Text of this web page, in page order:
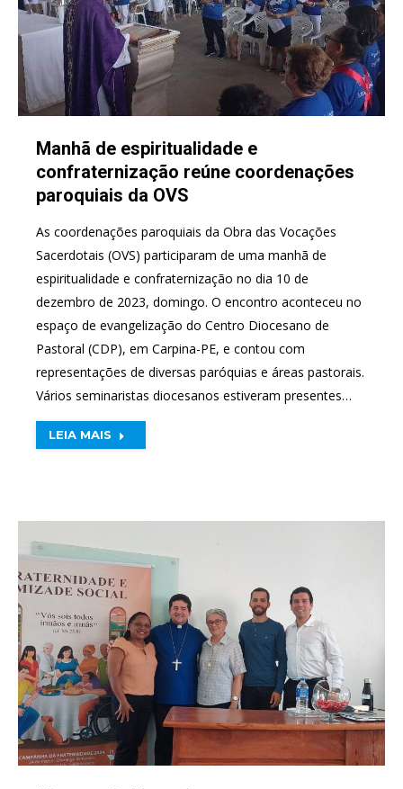
Manhã de espiritualidade e
confraternização reúne coordenações
paroquiais da OVS
As coordenações paroquiais da Obra das Vocações
Sacerdotais (OVS) participaram de uma manhã de
espiritualidade e confraternização no dia 10 de
dezembro de 2023, domingo. O encontro aconteceu no
espaço de evangelização do Centro Diocesano de
Pastoral (CDP), em Carpina-PE, e contou com
representações de diversas paróquias e áreas pastorais.
Vários seminaristas diocesanos estiveram presentes…
LEIA MAIS